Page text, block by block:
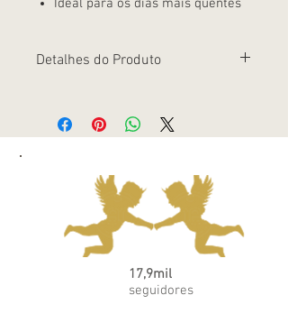
Ideal para os dias mais quentes
Detalhes do Produto
egípcio azul da Coleção Teddy é perfeito
para manter seu bebê confortável e
facilitar na hora de vestir e trocar o
bebê, enquanto o shorts possui elástico
na cintura para um ajuste perfeito. Feito
com algodão egípcio, o conjunto
proporciona maciez e respirabilidade,
além de ser fácil de lavar e cuidar.
17,9mil
seguidores